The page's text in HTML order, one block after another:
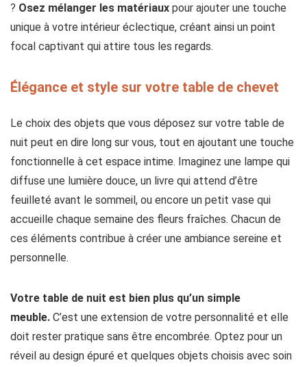
? Osez mélanger les matériaux pour ajouter une touche
unique à votre intérieur éclectique, créant ainsi un point
focal captivant qui attire tous les regards.
Élégance et style sur votre table de chevet
Le choix des objets que vous déposez sur votre table de
nuit peut en dire long sur vous, tout en ajoutant une touche
fonctionnelle à cet espace intime. Imaginez une lampe qui
diffuse une lumière douce, un livre qui attend d’être
feuilleté avant le sommeil, ou encore un petit vase qui
accueille chaque semaine des fleurs fraîches. Chacun de
ces éléments contribue à créer une ambiance sereine et
personnelle.
Votre table de nuit est bien plus qu’un simple
meuble. C’est une extension de votre personnalité et elle
doit rester pratique sans être encombrée. Optez pour un
réveil au design épuré et quelques objets choisis avec soin